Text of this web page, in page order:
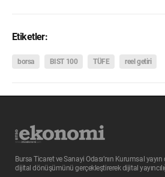
Etiketler:
borsa BIST 100 TÜFE reel getiri
Bursa Ticaret ve Sanayi Odası’nın Kurumsal
dijital dönüşümünü gerçekleştirerek dijital